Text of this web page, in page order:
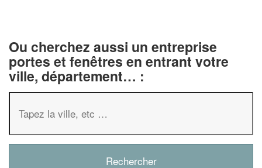
Ou cherchez aussi un entreprise
portes et fenêtres en entrant votre
ville, département… :
✕
Vous êtes un
professionnel ?